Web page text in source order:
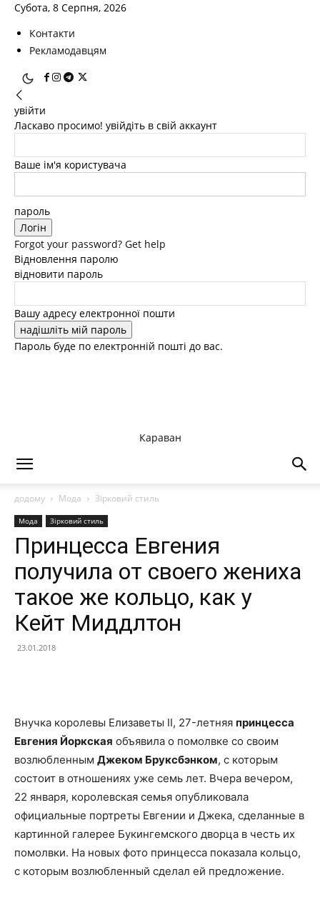
Субота, 8 Серпня, 2026
Контакти
Рекламодавцям
увійти
Ласкаво просимо! увійдіть в свій аккаунт
Ваше ім'я користувача
пароль
Forgot your password? Get help
Відновлення паролю
відновити пароль
Вашу адресу електронної пошти
Пароль буде по електронній пошті до вас.
Караван
додому Мода Зірковий стиль
Мода Зірковий стиль
Принцесса Евгения
получила от своего жениха
такое же кольцо, как у
Кейт Миддлтон
23.01.2018
Внучка королевы Елизаветы II, 27-летняя принцесса
Евгения Йоркская объявила о помолвке со своим
возлюбленным Джеком Бруксбэнком, с которым
состоит в отношениях уже семь лет. Вчера вечером,
22 января, королевская семья опубликовала
официальные портреты Евгении и Джека, сделанные в
картинной галерее Букингемского дворца в честь их
помолвки. На новых фото принцесса показала кольцо,
с которым возлюбленный сделал ей предложение.